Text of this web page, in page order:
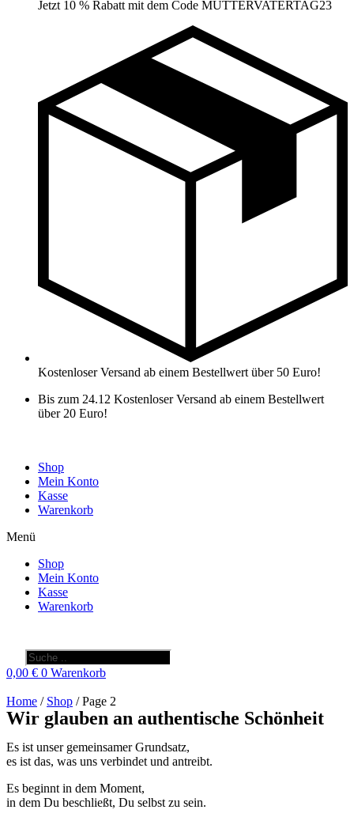
Jetzt 10 % Rabatt mit dem Code MUTTERVATERTAG23
Kostenloser Versand ab einem Bestellwert über 50 Euro!
Bis zum 24.12 Kostenloser Versand ab einem Bestellwert
über 20 Euro!
Shop
Mein Konto
Kasse
Warenkorb
Menü
Shop
Mein Konto
Kasse
Warenkorb
Products
search
0,00 € 0 Warenkorb
Home / Shop / Page 2
Wir glauben an authentische Schönheit
Es ist unser gemeinsamer Grundsatz,
es ist das, was uns verbindet und antreibt.
Es beginnt in dem Moment,
in dem Du beschließt, Du selbst zu sein.